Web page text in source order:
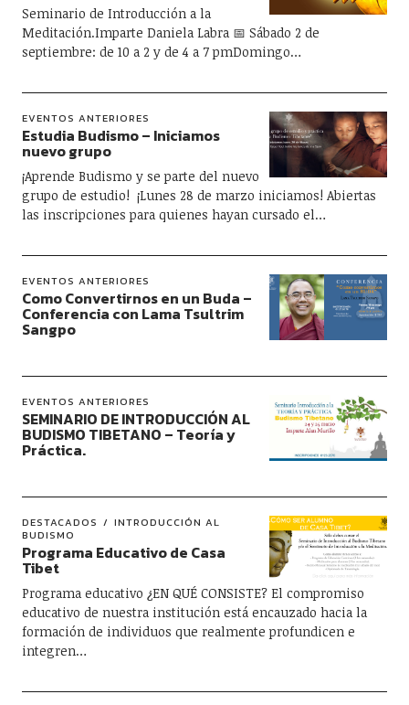
Seminario de Introducción a la
Meditación.Imparte Daniela Labra 📅 Sábado 2 de
septiembre: de 10 a 2 y de 4 a 7 pmDomingo…
EVENTOS ANTERIORES
Estudia Budismo – Iniciamos
nuevo grupo
¡Aprende Budismo y se parte del nuevo
grupo de estudio! ¡Lunes 28 de marzo iniciamos! Abiertas
las inscripciones para quienes hayan cursado el…
EVENTOS ANTERIORES
Como Convertirnos en un Buda –
Conferencia con Lama Tsultrim
Sangpo
EVENTOS ANTERIORES
SEMINARIO DE INTRODUCCIÓN AL
BUDISMO TIBETANO – Teoría y
Práctica.
DESTACADOS
INTRODUCCIÓN AL
BUDISMO
Programa Educativo de Casa
Tibet
Programa educativo ¿EN QUÉ CONSISTE? El compromiso
educativo de nuestra institución está encauzado hacia la
formación de individuos que realmente profundicen e
integren…